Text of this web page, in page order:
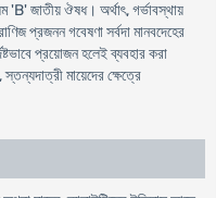
'B' জাতীয় ঔষধ। অর্থাৎ, গর্ভাবস্থায়
প্রজনন গবেষণা সর্বদা মানবদেহের
প্রয়োজন হলেই ব্যবহার করা
মায়েদের ক্ষেত্রে